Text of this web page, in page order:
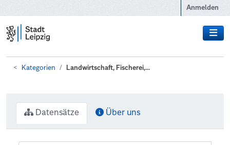
Anmelden
Kategorien Landwirtschaft, Fischerei,...
Datensätze Über uns